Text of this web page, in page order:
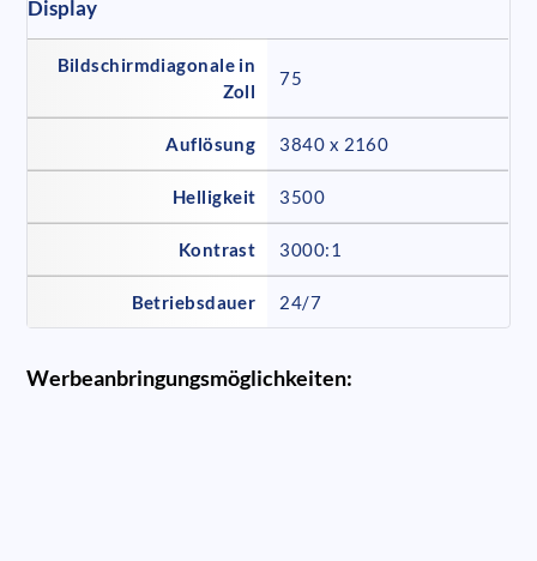
Display
Bildschirmdiagonale in
Zoll
75
Auflösung 3840 x 2160
Helligkeit 3500
Kontrast 3000:1
Betriebsdauer 24/7
Werbeanbringungsmöglichkeiten: